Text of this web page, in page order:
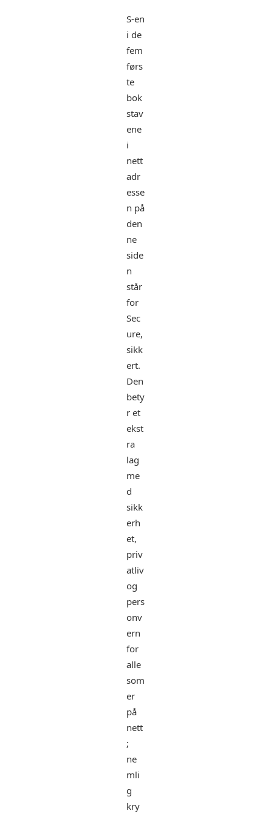
S-en
i de
fem
førs
te
bok
stav
ene
i
nett
adr
esse
n på
den
ne
side
n
står
for
Sec
ure,
sikk
ert.
Den
bety
r et
ekst
ra
lag
me
d
sikk
erh
et,
priv
atliv
og
pers
onv
ern
for
alle
som
er
på
nett
;
ne
mli
g
kry